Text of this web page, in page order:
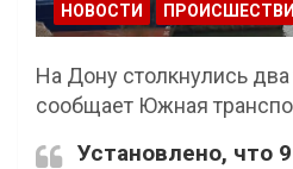
НОВОСТИ
На Дону столкнулись два
сообщает Южная
Установлено, что